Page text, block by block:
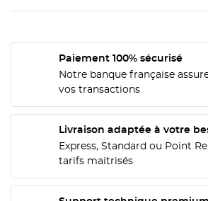
Paiement 100% sécurisé
Notre banque française
vos transactions
Livraison adaptée à votre
Express, Standard ou Point
tarifs maitrisés
MES LISTES
CRÉER UNE LISTE
CONNEXION
Vous devez être connecté pour